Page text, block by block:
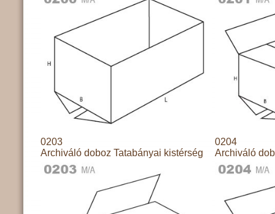
0203
Archiváló doboz Tatabányai kistérség
0204
Archiváló